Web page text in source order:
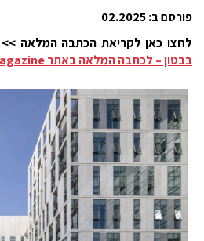
פורסם ב: 02.2025
לחצו כאן לקריאת הכתבה המלאה >>
בבטון – לכתבה המלאה באתר D+A Magazine